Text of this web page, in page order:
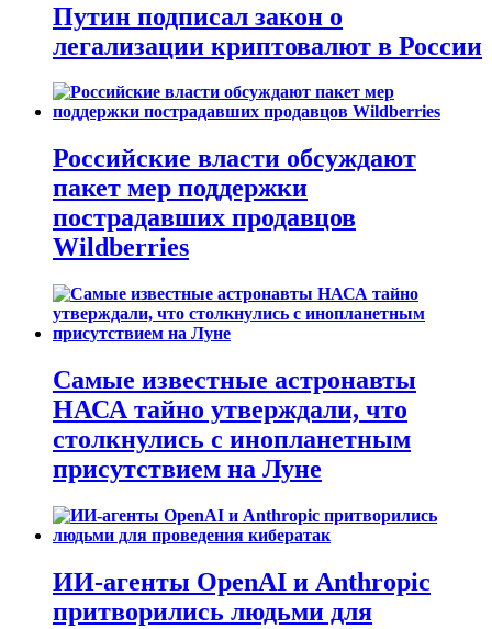
Путин подписал закон о
легализации криптовалют в России
Российские власти обсуждают
пакет мер поддержки
пострадавших продавцов
Wildberries
Самые известные астронавты
НАСА тайно утверждали, что
столкнулись с инопланетным
присутствием на Луне
ИИ-агенты OpenAI и Anthropic
притворились людьми для